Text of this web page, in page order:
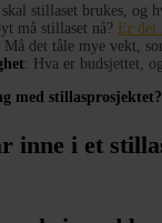
stillaset brukes, og
må stillaset nå? Er det
Må det tåle mye vekt,
: Hva er budsjettet,
med stillasprosjektet?